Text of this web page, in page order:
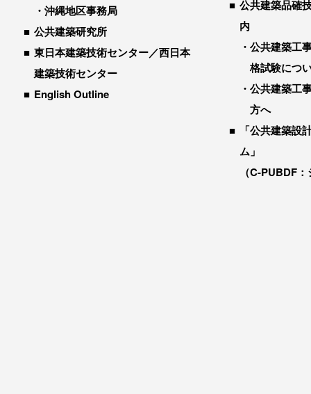
沖縄地区事務局
公共建築研究所
東日本建築技術センター／西日本
建築技術センター
English Outline
公共建築品確
内
公共建築工
格試験につ
公共建築工
方へ
「公共建築設
ム」
（C-PUBDF